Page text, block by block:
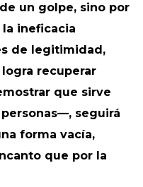
un golpe, sino por
ineficacia
de legitimidad,
recuperar
que sirve
seguirá
forma vacía,
que por la